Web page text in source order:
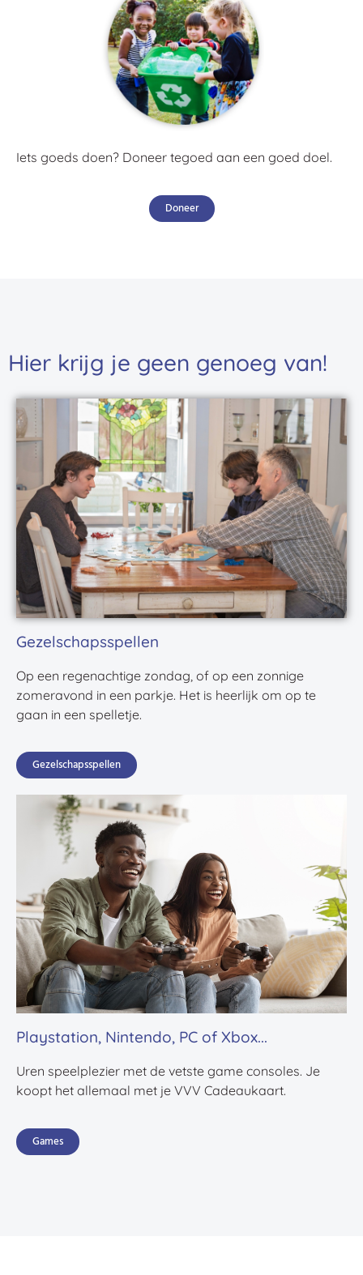
Iets goeds doen? Doneer tegoed aan een goed doel.
Doneer
Hier krijg je geen genoeg van!
Gezelschapsspellen
Op een regenachtige zondag, of op een zonnige
zomeravond in een parkje. Het is heerlijk om op te
gaan in een spelletje.
Gezelschapsspellen
Playstation, Nintendo, PC of Xbox...
Uren speelplezier met de vetste game consoles. Je
koopt het allemaal met je VVV Cadeaukaart.
Games